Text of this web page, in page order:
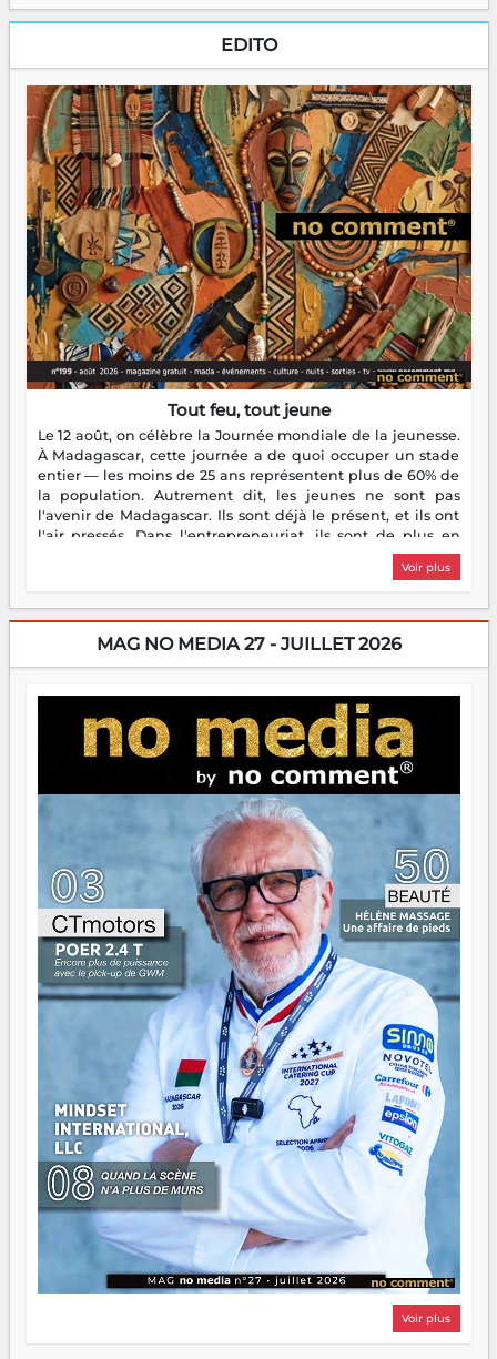
EDITO
Tout feu, tout jeune
Le 12 août, on célèbre la Journée mondiale de la jeunesse.
À Madagascar, cette journée a de quoi occuper un stade
entier — les moins de 25 ans représentent plus de 60% de
la population. Autrement dit, les jeunes ne sont pas
l'avenir de Madagascar. Ils sont déjà le présent, et ils ont
l'air pressés. Dans l'entrepreneuriat, ils sont de plus en
plus nombreux à se lancer, à créer, à risquer — souvent
sans filet, souvent sans aide, mais toujours avec cette
encore meilleures. Aina Rasamoelina vient de décrocher le
Prix RFI Instrumental Afrique. Miangaly Elia rafle le Prix
jeunes qui tiennent la torche. Alors oui, on pourrait
s'arrêter là, applaudir et rentrer chez soi satisfait. Mais ce
serait passer à côté d'une chose essentielle. La fougue, ça
brûle fort — et parfois, ça brûle vite. Une flamme sans
direction peut éclairer autant qu'elle peut consumer. C'est
là que les aînés entrent en scène — pas pour reprendre le
gouvernail, mais pour montrer où sont les récifs. Les jeunes
ont la force, les vieux ont l'expérience, comme on dit. Ce
n'est pas un combat de générations — c'est une question
d'équipage. Partagez vos réussites, mais aussi vos échecs.
Surtout vos échecs, d'ailleurs — ils enseignent mieux que
n'importe quel manuel. À Madagascar, la barque avance.
Il faut juste s'assurer que tout le monde rame dans le
même sens.
Voir plus
MAG NO MEDIA 27 - JUILLET 2026
Voir plus